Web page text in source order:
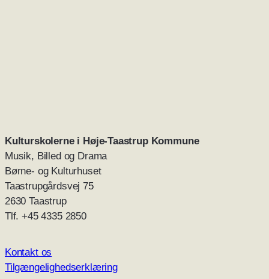
Kulturskolerne i Høje-Taastrup Kommune
Musik, Billed og Drama
Børne- og Kulturhuset
Taastrupgårdsvej 75
2630 Taastrup
Tlf. +45 4335 2850
Kontakt os
Tilgængelighedserklæring